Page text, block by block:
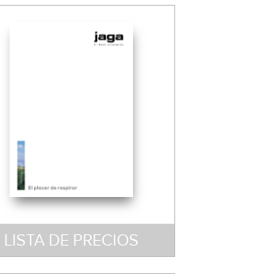
LISTA DE PRECIOS